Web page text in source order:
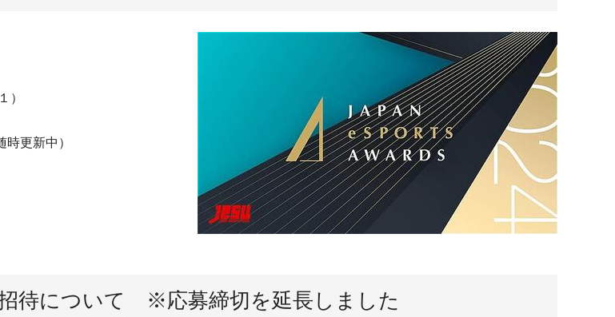
）
更新中）
招待について ※応募締切を延長しました